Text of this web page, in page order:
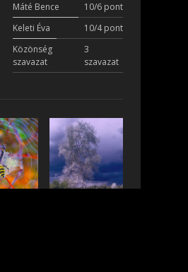
Máté Bence
10/6 pont
Keleti Éva
10/4 pont
Közönség
szavazat
3
szavazat